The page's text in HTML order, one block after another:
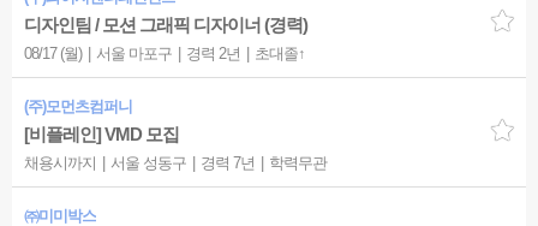
디자인팀 / 모션 그래픽 디자이너 (경력)
08/17 (월) 서울 마포구 경력 2년 초대졸↑
(주)모먼츠컴퍼니
[비플레인] VMD 모집
채용시까지 서울 성동구 경력 7년 학력무관
㈜미미박스